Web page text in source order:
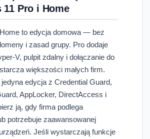
11 Pro i Home
to edycja domowa — bez
i zasad grupy. Pro dodaje
V, pulpit zdalny i dołączanie do
większości małych firm.
edycja z Credential Guard,
AppLocker, DirectAccess i
ją, gdy firma podlega
potrzebuje zaawansowanej
Jeśli wystarczają funkcje